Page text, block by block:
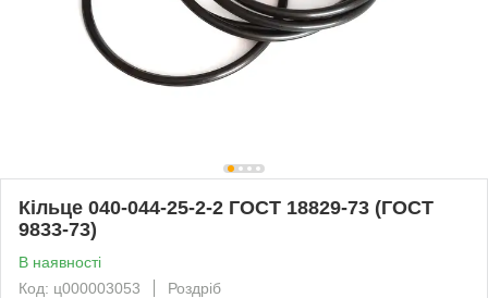
Кільце 040-044-25-2-2 ГОСТ 18829-73 (ГОСТ
9833-73)
В наявності
Код: ц000003053
Роздріб